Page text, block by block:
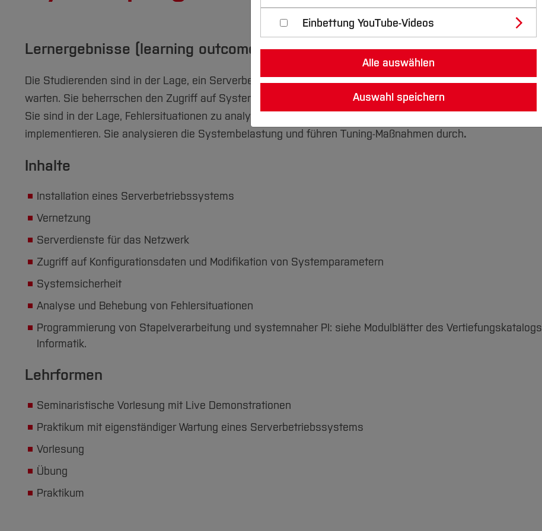
Lernergebnisse (learning outcomes) / Kompetenzen
Die Studierenden sind in der Lage, ein Serverbetriebssystem zu installieren, zu konfigurieren und zu
warten. Sie beherrschen den Zugriff auf Systemparameter und können diese geeignet konfigurieren.
Sie sind in der Lage, Fehlersituationen zu analysieren und zu beheben bzw. Umgehungen zu
implementieren. Sie analysieren die Systembelastung und führen Tuning-Maßnahmen durch.
Inhalte
Installation eines Serverbetriebssystems
Vernetzung
Serverdienste für das Netzwerk
Zugriff auf Konfigurationsdaten und Modifikation von Systemparametern
Systemsicherheit
Analyse und Behebung von Fehlersituationen
Programmierung von Stapelverarbeitung und systemnaher PI: siehe Modulblätter des Vertiefungskatalogs
Informatik.
Lehrformen
Seminaristische Vorlesung mit Live Demonstrationen
Praktikum mit eigenständiger Wartung eines Serverbetriebssystems
Vorlesung
Übung
Praktikum
Einbettung YouTube-Videos
Alle auswählen
Auswahl speichern